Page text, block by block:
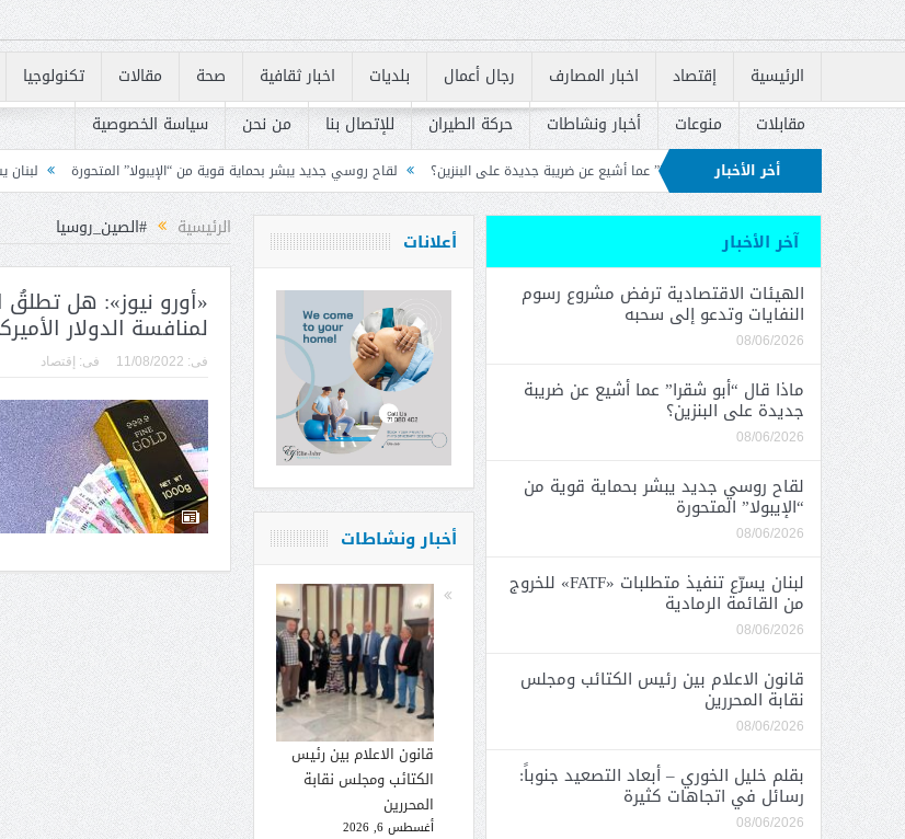
الرئيسية إقتصاد اخبار المصارف رجال أعمال بلديات اخبار ثقافية صحة مقالات تكنولوجيا
مقابلات
منوعات أخبار ونشاطات حركة الطيران للإتصال بنا من نحن سياسة الخصوصية
أخر الأخبار
ماذا قال “أبو شقرا” عما أشيع عن ضريبة جديدة على البنزين؟ لقاح روسي جديد يبشر بحماية قوية من “الإيبولا” المتحورة لبنان يسرّع تنفيذ متطلبات «FATF» للخروج من القائمة الرمادية
القروض السكنية
الرئيسية #الصين_روسيا
«أورو نيوز»: هل
لمنافسة الدولار
فى: 11/08/2022 فى: إقتصاد
أعلانات
أخبار ونشاطات
قانون الاعلام بين رئيس
الكتائب ومجلس نقابة
المحررين
أغسطس 6, 2026
آخر الأخبار
الهيئات الاقتصادية ترفض مشروع رسوم
النفايات وتدعو إلى سحبه
08/06/2026
ماذا قال “أبو شقرا” عما أشيع عن ضريبة
جديدة على البنزين؟
08/06/2026
لقاح روسي جديد يبشر بحماية قوية من
“الإيبولا” المتحورة
08/06/2026
لبنان يسرّع تنفيذ متطلبات «FATF» للخروج
من القائمة الرمادية
08/06/2026
قانون الاعلام بين رئيس الكتائب ومجلس
نقابة المحررين
08/06/2026
بقلم خليل الخوري – أبعاد التصعيد جنوباً:
رسائل في اتجاهات كثيرة
08/06/2026